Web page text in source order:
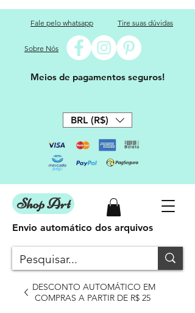
Fale pelo whatsapp Tire suas dúvidas
Sobre Nós
Meios de pagamentos seguros!
BRL (R$)
Shop Art
DESCONTO AUTOMÁTICO EM
COMPRAS A PARTIR DE R$ 25
Envio automático dos arquivos